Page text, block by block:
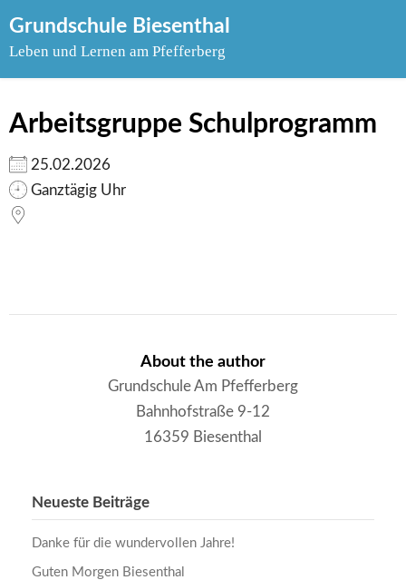
to
Grundschule Biesenthal
Leben und Lernen am Pfefferberg
Arbeitsgruppe Schulprogramm
25.02.2026
Ganztägig Uhr
About the author
Grundschule Am Pfefferberg
Bahnhofstraße 9-12
16359 Biesenthal
Neueste Beiträge
Danke für die wundervollen Jahre!
Guten Morgen Biesenthal